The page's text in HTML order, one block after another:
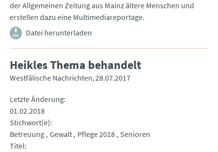
der Allgemeinen Zeitung aus Mainz ältere Menschen und
erstellen dazu eine Multimediareportage.
Datei herunterladen
Heikles Thema behandelt
Westfälische Nachrichten 28.07.2017
Letzte Änderung
01.02.2018
Stichwort(e)
Betreuung Gewalt Pflege 2018 Senioren
Titel